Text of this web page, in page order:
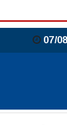
07/